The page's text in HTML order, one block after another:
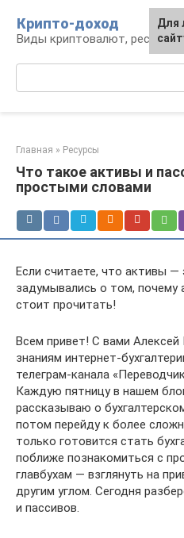
контенту
Крипто-доход
Виды криптовалют, ресурсы
Главная » Ресурсы
Что такое активы и
простыми словами
Если считаете, что активы
задумывались о том, почему
стоит прочитать!
Всем привет! С вами
знаниям интернет-
телеграм-канала
Каждую пятницу в нашем
рассказываю о
потом перейду к более
только готовится стать
поближе познакомиться с
главбухам — взглянуть на
другим углом. Сегодня
и пассивов.
Для